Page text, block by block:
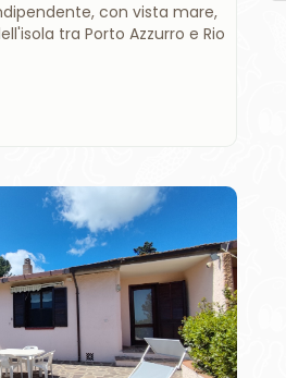
con vista mare,
tra Porto Azzurro e Rio